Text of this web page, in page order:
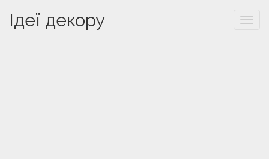
Ідеї декору